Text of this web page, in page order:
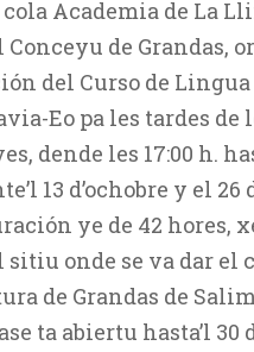
Academia de La
de Grandas,
del Curso de Lingua
Eo pa les tardes de
dende les 17:00 h.
13 d’ochobre y el 26
ye de 42 hores,
sitiu onde se va dar el
de Grandas de
ta abiertu hasta’l 30